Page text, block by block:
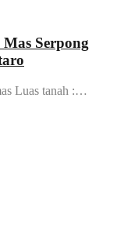
Serpong
Luas tanah :…